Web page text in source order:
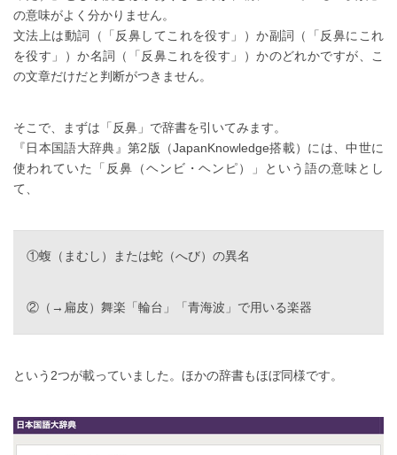
の意味がよく分かりません。
文法上は動詞（「反鼻してこれを役す」）か副詞（「反鼻にこれ
を役す」）か名詞（「反鼻これを役す」）かのどれかですが、こ
の文章だけだと判断がつきません。
そこで、まずは「反鼻」で辞書を引いてみます。
『日本国語大辞典』第2版（JapanKnowledge搭載）には、中世に
使われていた「反鼻（ヘンビ・ヘンピ）」という語の意味とし
て、
①蝮（まむし）または蛇（へび）の異名
②（→扁皮）舞楽「輪台」「青海波」で用いる楽器
という2つが載っていました。ほかの辞書もほぼ同様です。